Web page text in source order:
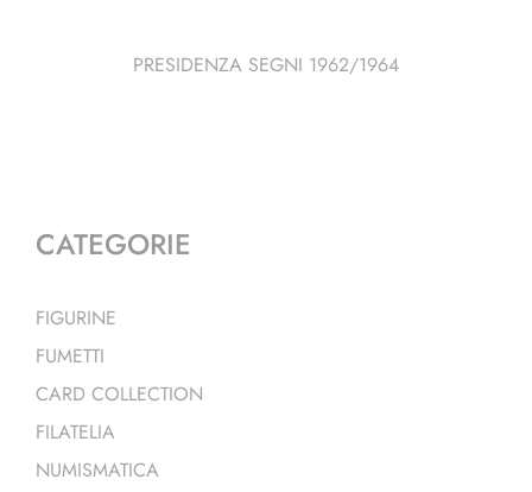
PRESIDENZA SEGNI 1962/1964
CATEGORIE
FIGURINE
FUMETTI
CARD COLLECTION
FILATELIA
NUMISMATICA